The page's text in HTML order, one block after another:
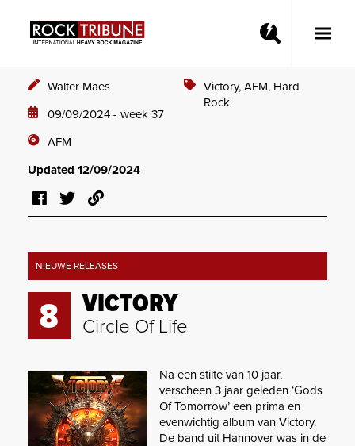
Toggle
Walter Maes
09/09/2024 - week 37
AFM
Victory, AFM, Hard
Rock
Updated 12/09/2024
NIEUWE RELEASES
8 VICTORY
Circle Of Life
Na een stilte van 10 jaar,
verscheen 3 jaar geleden ‘Gods
Of Tomorrow’ een prima en
evenwichtig album van Victory.
De band uit Hannover was in de